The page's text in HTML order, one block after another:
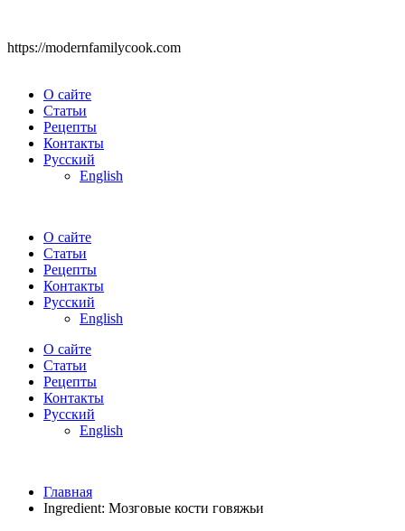
https://modernfamilycook.com
О сайте
Статьи
Рецепты
Контакты
Русский
English
О сайте
Статьи
Рецепты
Контакты
Русский
English
О сайте
Статьи
Рецепты
Контакты
Русский
English
Главная
Ingredient: Мозговые кости говяжьи